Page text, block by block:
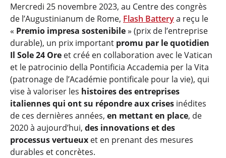
Mercredi 25 novembre 2023, au Centre des congrès
de l’Augustinianum de Rome, Flash Batterya reçu le
« Premio impresa sostenibile» (prix de l’entreprise
durable), un prix important promu par le quotidien
Il Sole 24 Ore et créé en collaboration avec le Vatican
et le patrocinio della Pontificia Accademia per la Vita
(patronage de l’Académie pontificale pour la vie), qui
vise à valoriser les histoires des entreprises
italiennes qui ont su répondre aux crises inédites
de ces dernières années, en mettant en place, de
2020 à aujourd’hui, des innovations et des
processus vertueux et en prenant des mesures
durables et concrètes.